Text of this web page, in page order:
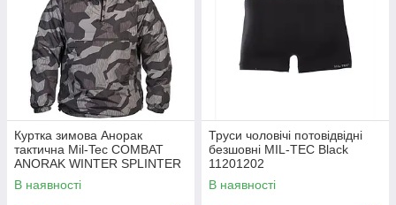
Куртка зимова Анорак
тактична Mil-Tec COMBAT
ANORAK WINTER SPLINTER
NIGHT 10335054
В наявності
Труси чоловічі потовідвідні
безшовні MIL-TEC Black
11201202
В наявності